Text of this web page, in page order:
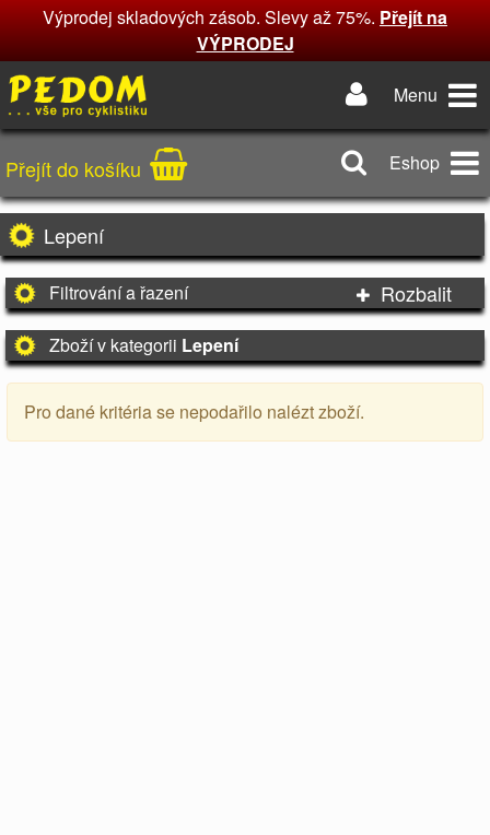
Výprodej skladových zásob. Slevy až 75%.Přejít na
VÝPRODEJ
Menu
Přejít do košíku Eshop
Lepení
Filtrování a řazení Rozbalit
Zboží v kategorii Lepení
Pro dané kritéria se nepodařilo nalézt zboží.